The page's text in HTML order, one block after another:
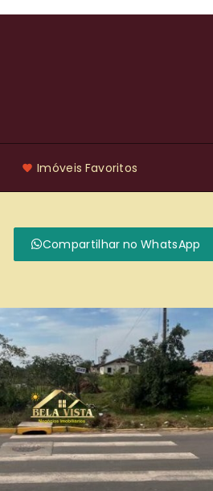
Imóveis Favoritos
Compartilhar no WhatsApp